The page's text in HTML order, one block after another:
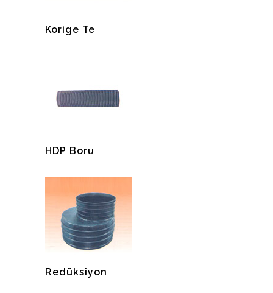
Korige Te
HDP Boru
Redüksiyon